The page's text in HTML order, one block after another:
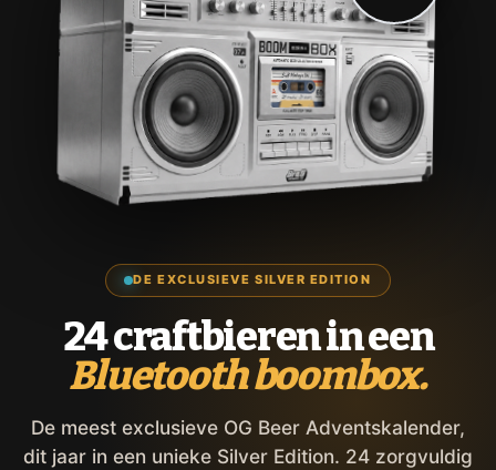
DE EXCLUSIEVE SILVER EDITION
24 craftbieren in een
Bluetooth boombox.
De meest exclusieve OG Beer Adventskalender,
dit jaar in een unieke Silver Edition. 24 zorgvuldig